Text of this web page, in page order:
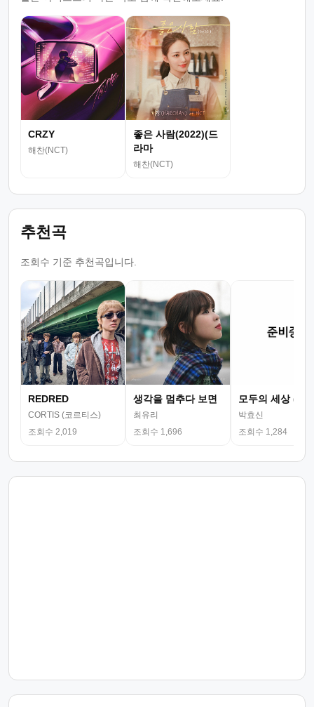
CRZY
해찬(NCT)
좋은 사람(2022)(드
라마
해찬(NCT)
추천곡
조회수 기준 추천곡입니다.
REDRED
CORTIS (코르티스)
조회수 2,019
생각을 멈추다 보면
최유리
조회수 1,696
모두의 세상 (뮤
박효신
조회수 1,284